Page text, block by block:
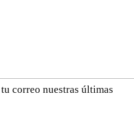
correo nuestras últimas